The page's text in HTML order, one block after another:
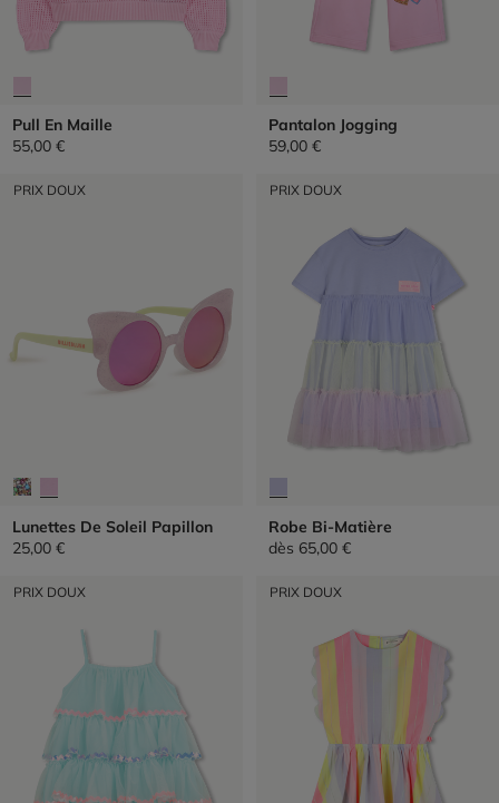
Pull En Maille
55,00 €
Pantalon Jogging
59,00 €
PRIX DOUX
Lunettes De Soleil Papillon
25,00 €
PRIX DOUX
Robe Bi-Matière
dès 65,00 €
PRIX DOUX PRIX DOUX